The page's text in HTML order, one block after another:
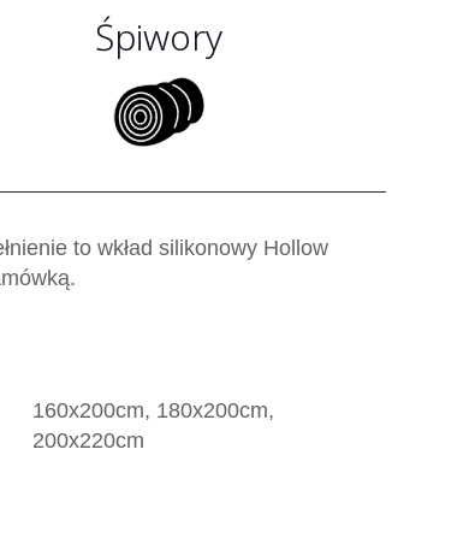
Śpiwory
to wkład silikonowy Hollow
160x200cm, 180x200cm,
200x220cm